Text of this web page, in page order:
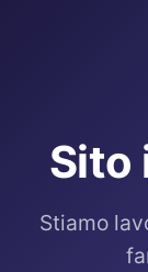
Sito
Stiamo